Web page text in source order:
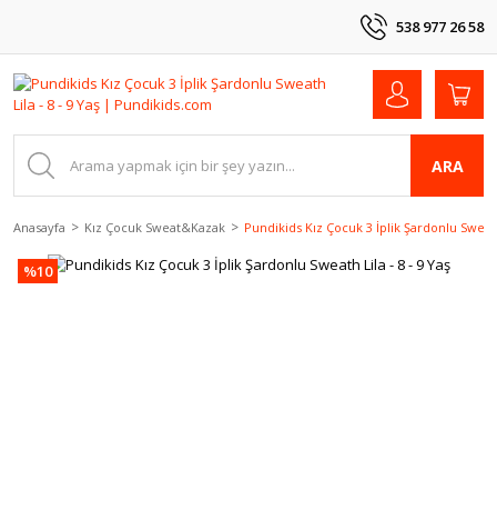
538 977 26 58
ARA
Anasayfa Kız Çocuk Sweat&Kazak Pundikids Kız Çocuk 3 İplik Şardonlu
%10